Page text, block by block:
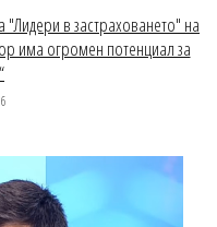
"Лидери в застраховането" на
има огромен потенциал за